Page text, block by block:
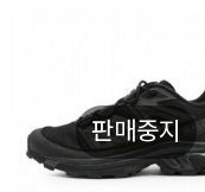
판매중지